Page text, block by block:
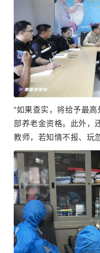
“如果查实，将给予最
部养老金资格。此外，
教师，若知情不报、玩